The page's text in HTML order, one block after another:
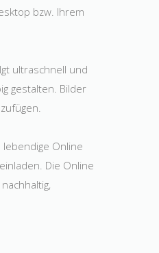
bzw. Ihrem
ultraschnell und
gestalten. Bilder
Online
Die Online